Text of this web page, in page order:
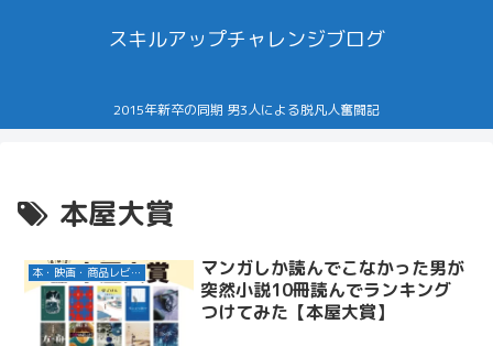
スキルアップチャレンジブログ
2015年新卒の同期 男3人による脱凡人奮闘記
本屋大賞
本・映画・商品レビュー
マンガしか読んでこなかった男が
突然小説10冊読んでランキング
つけてみた【本屋大賞】